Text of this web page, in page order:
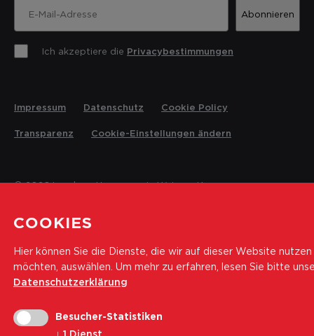
Abonnieren
Ich akzeptiere die Privacybestimmungen
© 2026 Landesrettungsverein Weisses Kreuz
Impressum Datenschutz Cookie Policy
Transparenz Cookie-Einstellungen ändern
COOKIES
Hier können Sie die Dienste, die wir auf dieser Website nutzen
möchten, auswählen. Um mehr zu erfahren, lesen Sie bitte
Datenschutzerklärung
Besucher-Statistiken
↓ 1 Dienst